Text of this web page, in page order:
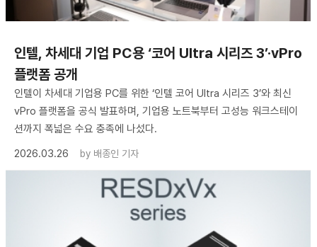
인텔, 차세대 기업 PC용 ‘코어 Ultra 시리즈 3’·vPro
플랫폼 공개
인텔이 차세대 기업용 PC를 위한 ‘인텔 코어 Ultra 시리즈 3’와 최신
vPro 플랫폼을 공식 발표하며, 기업용 노트북부터 고성능 워크스테이
션까지 폭넓은 수요 충족에 나섰다.
2026.03.26
by 배종인 기자